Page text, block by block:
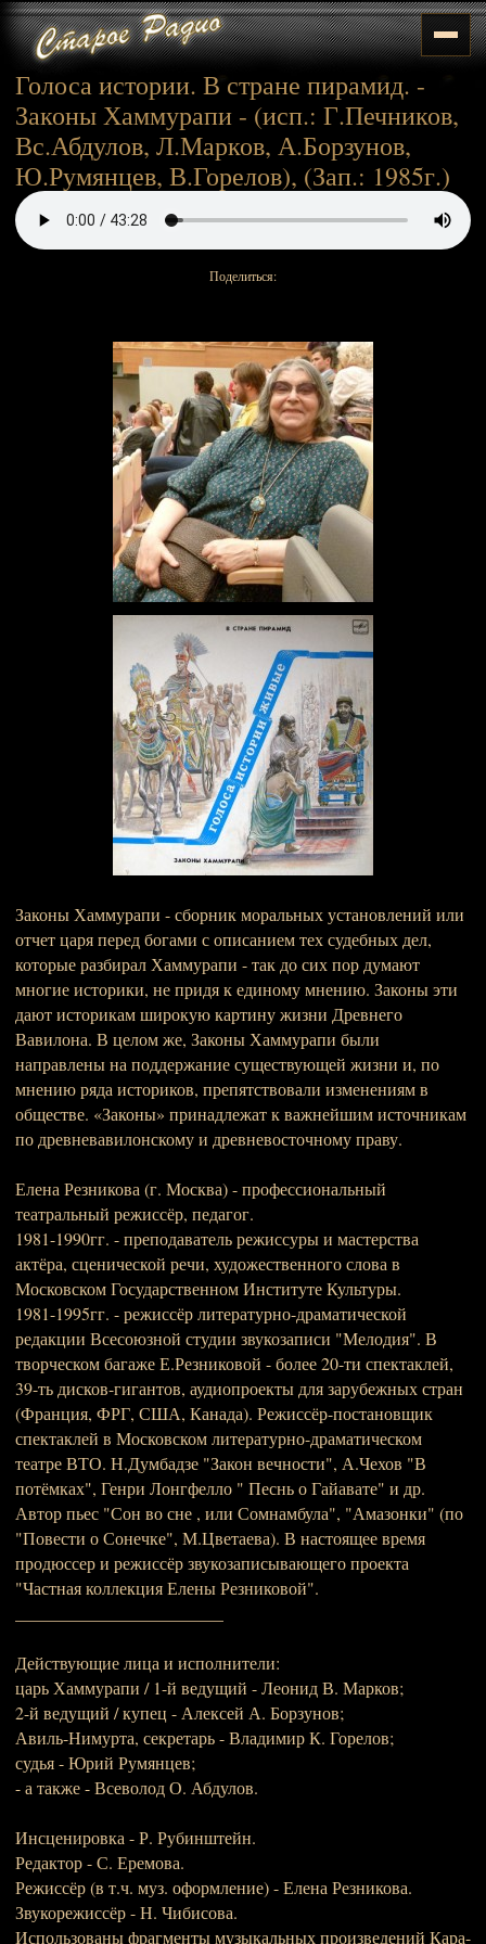
Голоса истории. В стране пирамид. -
Законы Хаммурапи - (исп.: Г.Печников,
Вс.Абдулов, Л.Марков, А.Борзунов,
Ю.Румянцев, В.Горелов), (Зап.: 1985г.)
Поделиться:
Законы Хаммурапи - сборник моральных установлений или
отчет царя перед богами с описанием тех судебных дел,
которые разбирал Хаммурапи - так до сих пор думают
многие историки, не придя к единому мнению. Законы эти
дают историкам широкую картину жизни Древнего
Вавилона. В целом же, Законы Хаммурапи были
направлены на поддержание существующей жизни и, по
мнению ряда историков, препятствовали изменениям в
обществе. «Законы» принадлежат к важнейшим источникам
по древневавилонскому и древневосточному праву.
Елена Резникова (г. Москва) - профессиональный
театральный режиссёр, педагог.
1981-1990гг. - преподаватель режиссуры и мастерства
актёра, сценической речи, художественного слова в
Московском Государственном Институте Культуры.
1981-1995гг. - режиссёр литературно-драматической
редакции Всесоюзной студии звукозаписи "Мелодия". В
творческом багаже Е.Резниковой - более 20-ти спектаклей,
39-ть дисков-гигантов, аудиопроекты для зарубежных стран
(Франция, ФРГ, США, Канада). Режиссёр-постановщик
спектаклей в Московском литературно-драматическом
театре ВТО. Н.Думбадзе "Закон вечности", А.Чехов "В
потёмках", Генри Лонгфелло " Песнь о Гайавате" и др.
Автор пьес "Сон во сне , или Сомнамбула", "Амазонки" (по
"Повести о Сонечке", М.Цветаева). В настоящее время
продюссер и режиссёр звукозаписывающего проекта
"Частная коллекция Елены Резниковой".
Действующие лица и исполнители:
царь Хаммурапи / 1-й ведущий - Леонид В. Марков;
2-й ведущий / купец - Алексей А. Борзунов;
Авиль-Нимурта, секретарь - Владимир К. Горелов;
судья - Юрий Румянцев;
- а также - Всеволод О. Абдулов.
Инсценировка - Р. Рубинштейн.
Редактор - С. Еремова.
Режиссёр (в т.ч. муз. оформление) - Елена Резникова.
Звукорежиссёр - Н. Чибисова.
Использованы фрагменты музыкальных произведений Кара-